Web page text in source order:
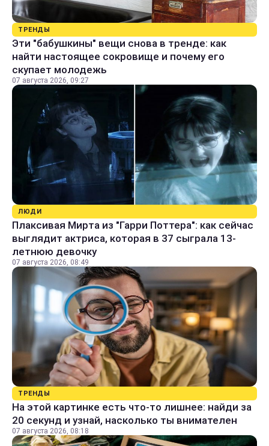
ТРЕНДЫ
Эти "бабушкины" вещи снова в тренде: как
найти настоящее сокровище и почему его
скупает молодежь
07 августа 2026, 09:27
ЛЮДИ
Плаксивая Мирта из "Гарри Поттера": как сейчас
выглядит актриса, которая в 37 сыграла 13-
летнюю девочку
07 августа 2026, 08:49
ТРЕНДЫ
На этой картинке есть что-то лишнее: найди за
20 секунд и узнай, насколько ты внимателен
07 августа 2026, 08:18